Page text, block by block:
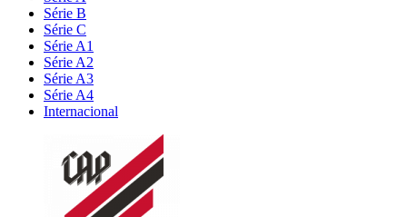
Série B
Série C
Série A1
Série A2
Série A3
Série A4
Internacional